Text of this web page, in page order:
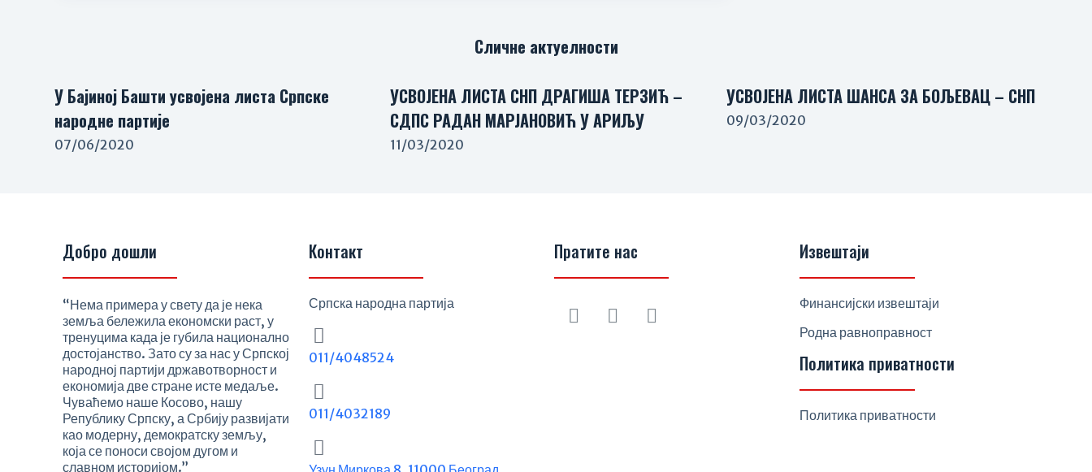
Сличне актуелности
У Бајиној Башти усвојена листа Српске
народне партије
07/06/2020
УСВОЈЕНА ЛИСТА СНП ДРАГИША ТЕРЗИЋ –
СДПС РАДАН МАРЈАНОВИЋ У АРИЉУ
11/03/2020
УСВОЈЕНА ЛИСТА ШАНСА ЗА БОЉЕВАЦ – СНП
09/03/2020
Добро дошли
“Нема примера у свету да је нека
земља бележила економски раст, у
тренуцима када је губила национално
достојанство. Зато су за нас у Српској
народној партији државотворност и
економија две стране исте медаље.
Чуваћемо наше Косово, нашу
Републику Српску, а Србију развијати
као модерну, демократску земљу,
која се поноси својом дугом и
славном историјом.”
Контакт
Српска народна партија
011/4048524
011/4032189
Пратите нас Извештаји
Финансијски извештаји
Родна равноправност
Политика приватности
Политика приватности